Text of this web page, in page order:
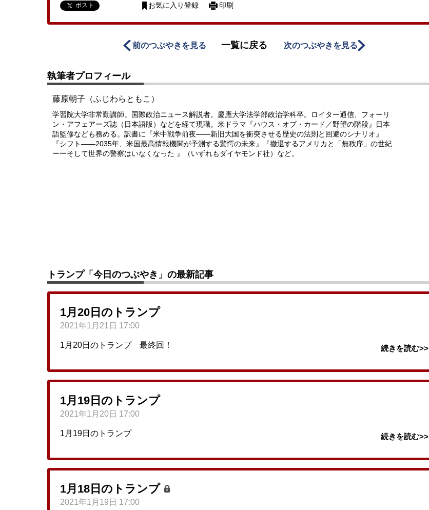
ポスト お気に入り登録 印刷
前のつぶやきを見る 一覧に戻る 次のつぶやきを見る
執筆者プロフィール
藤原朝子（ふじわらともこ）
学習院大学非常勤講師。国際政治ニュース解説者。慶應大学法学部政治学科卒。ロイター通信、フォーリ
ン・アフェアーズ誌（日本語版）などを経て現職。米ドラマ『ハウス・オブ・カード／野望の階段』日本
語監修なども務める。訳書に『米中戦争前夜――新旧大国を衝突させる歴史の法則と回避のシナリオ』
『シフト――2035年、米国最高情報機関が予測する驚愕の未来』『撤退するアメリカと「無秩序」の世紀
ーーそして世界の警察はいなくなった 』（いずれもダイヤモンド社）など。
トランプ「今日のつぶやき」の最新記事
1月20日のトランプ
2021年1月21日 17:00
1月20日のトランプ 最終回！ 続きを読む>>
1月19日のトランプ
2021年1月20日 17:00
1月19日のトランプ 続きを読む>>
1月18日のトランプ
2021年1月19日 17:00